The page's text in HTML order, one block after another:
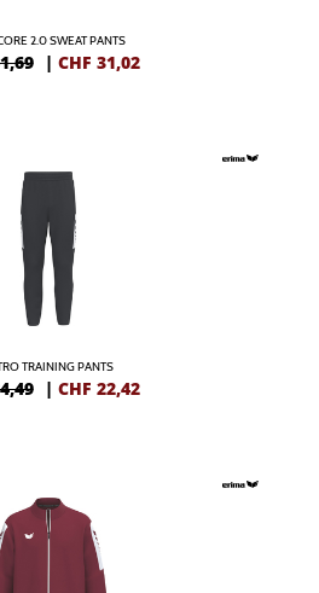
2.0 SWEAT PANTS
| CHF 31,02
TRAINING PANTS
| CHF 22,42